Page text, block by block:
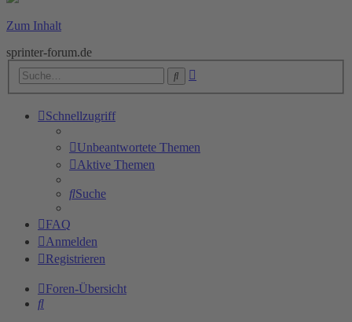
Zum Inhalt
sprinter-forum.de
Suche
Schnellzugriff
Unbeantwortete Themen
Aktive Themen
Suche
FAQ
Anmelden
Registrieren
Foren-Übersicht
Suche